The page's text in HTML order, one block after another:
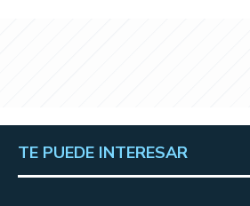
TE PUEDE INTERESAR